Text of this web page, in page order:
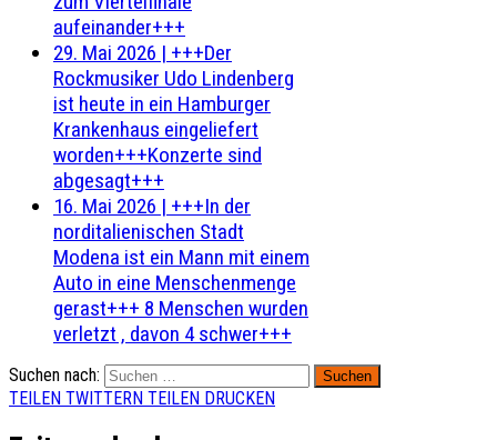
aufeinander+++
29. Mai 2026 | +++Der
Rockmusiker Udo Lindenberg
ist heute in ein Hamburger
Krankenhaus eingeliefert
worden+++Konzerte sind
abgesagt+++
16. Mai 2026 | +++In der
norditalienischen Stadt
Modena ist ein Mann mit einem
Auto in eine Menschenmenge
gerast+++ 8 Menschen wurden
verletzt , davon 4 schwer+++
Suchen nach:
TEILEN TWITTERN TEILEN DRUCKEN